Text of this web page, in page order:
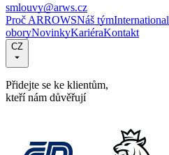
smlouvy@arws.cz
Proč ARROWSNáš týmInternational
oboryNovinkyKariéraKontakt
CZ
Přidejte se ke klientům,
kteří nám důvěřují